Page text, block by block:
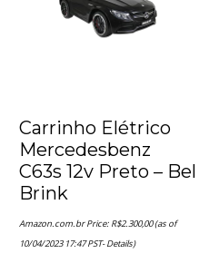
Carrinho Elétrico
Mercedesbenz
C63s 12v Preto – Bel
Brink
Amazon.com.br Price: R$2.300,00(as of
10/04/2023 17:47 PST-Details)